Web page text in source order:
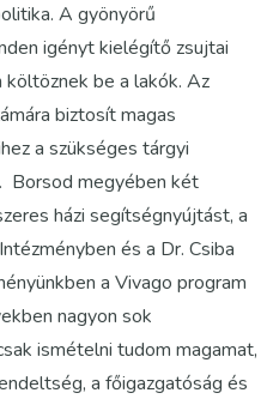
A gyönyörű
igényt kielégítő zsujtai
be a lakók. Az
biztosít magas
a szükséges tárgyi
Borsod megyében két
házi segítségnyújtást, a
és a Dr. Csiba
a Vivago program
nagyon sok
ismételni tudom magamat,
a főigazgatóság és